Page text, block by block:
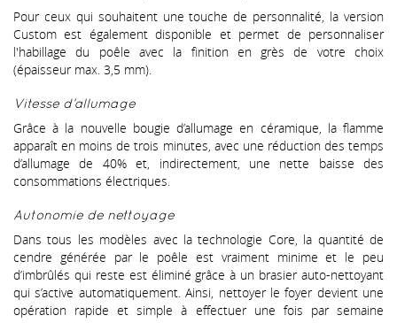
Pour ceux qui souhaitent une touche de personnalité, la version
Custom est également disponible et permet de personnaliser
l'habillage du poêle avec la finition en grès de votre choix
(épaisseur max. 3,5 mm).
Vitesse d’allumage
Grâce à la nouvelle bougie d’allumage en céramique, la flamme
apparaît en moins de trois minutes, avec une réduction des temps
d’allumage de 40% et, indirectement, une nette baisse des
consommations électriques.
Autonomie de nettoyage
Dans tous les modèles avec la technologie Core, la quantité de
cendre générée par le poêle est vraiment minime et le peu
d’imbrûlés qui reste est éliminé grâce à un brasier auto-nettoyant
qui s’active automatiquement. Ainsi, nettoyer le foyer devient une
opération rapide et simple à effectuer une fois par semaine